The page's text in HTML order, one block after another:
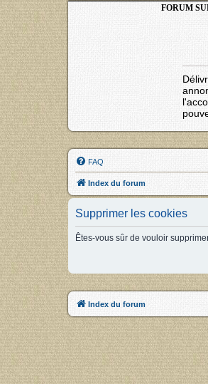
FORUM
FAQ
Index du forum
Supprimer les cookies
Êtes-vous sûr de vouloir
Index du forum